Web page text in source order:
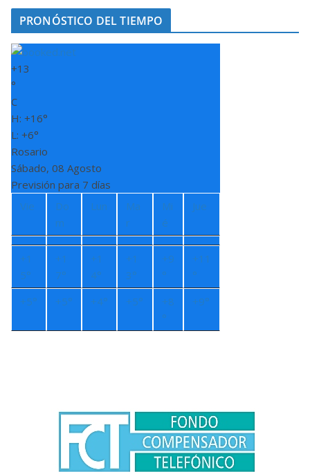
PRONÓSTICO DEL TIEMPO
+13
°
C
H: +16°
L: +6°
Rosario
Sábado, 08 Agosto
Previsión para 7 días
Vie
Do
m
Lun
Ma
r
Mi
é
Jue
+1
5°
+1
7°
+1
4°
+1
3°
+9
°
+11
°
+5° +5° +4° +5° +8
°
+9°